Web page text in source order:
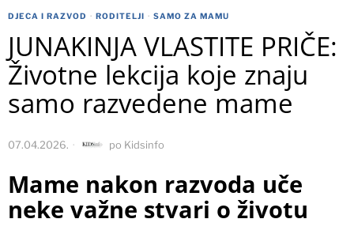
DJECA I RAZVOD · RODITELJI · SAMO ZA MAMU
JUNAKINJA VLASTITE PRIČE:
Životne lekcija koje znaju
samo razvedene mame
07.04.2026. po Kidsinfo
Mame nakon razvoda uče
neke važne stvari o životu